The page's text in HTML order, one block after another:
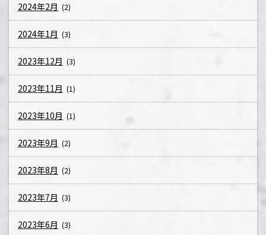
2024年2月 (2)
2024年1月 (3)
2023年12月 (3)
2023年11月 (1)
2023年10月 (1)
2023年9月 (2)
2023年8月 (2)
2023年7月 (3)
2023年6月 (3)